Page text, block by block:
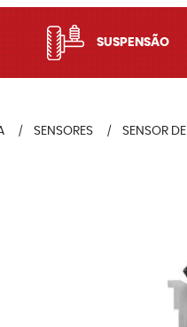
SUSPENSÃO
SENSORES SENSOR